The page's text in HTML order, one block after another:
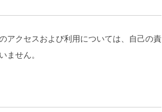
アクセスおよび利用については、自己の責
ません。